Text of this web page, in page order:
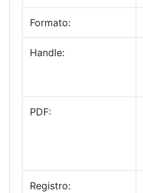
Formato:
Handle:
PDF:
Registro: